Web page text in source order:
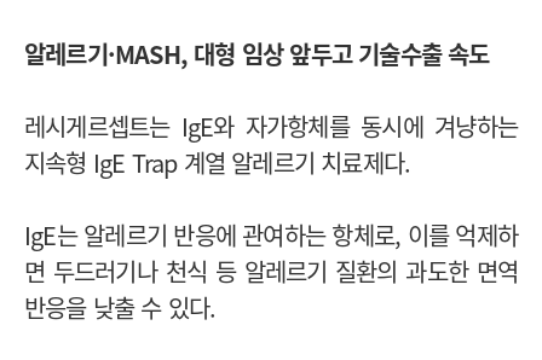
알레르기·MASH, 대형 임상 앞두고 기술수출 속도
레시게르셉트는 IgE와 자가항체를 동시에 겨냥하는
지속형 IgE Trap 계열 알레르기 치료제다.
IgE는 알레르기 반응에 관여하는 항체로, 이를 억제하
면 두드러기나 천식 등 알레르기 질환의 과도한 면역
반응을 낮출 수 있다.